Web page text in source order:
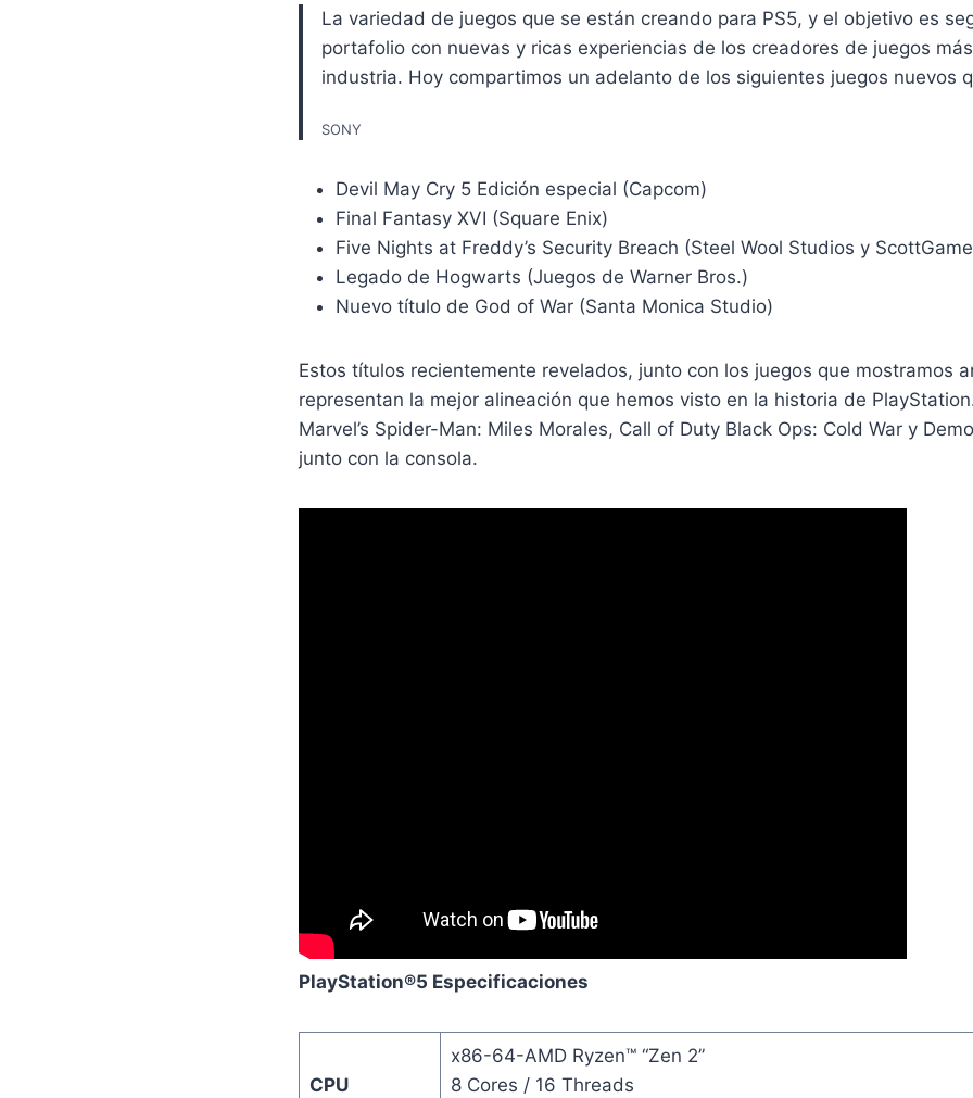
La variedad de juegos que se están creando para PS5, y el objetivo es
portafolio con nuevas y ricas experiencias de los creadores de juegos
industria. Hoy compartimos un adelanto de los siguientes juegos nuevos
SONY
Devil May Cry 5 Edición especial (Capcom)
Final Fantasy XVI (Square Enix)
Five Nights at Freddy’s Security Breach (Steel Wool Studios y
Legado de Hogwarts (Juegos de Warner Bros.)
Nuevo título de God of War (Santa Monica Studio)
Estos títulos recientemente revelados, junto con los juegos que mostramos
representan la mejor alineación que hemos visto en la historia de
Marvel’s Spider-Man: Miles Morales, Call of Duty Black Ops: Cold War y
junto con la consola.
PlayStation®5 Especificaciones
CPU
x86-64-AMD Ryzen™ “Zen 2”
8 Cores / 16 Threads